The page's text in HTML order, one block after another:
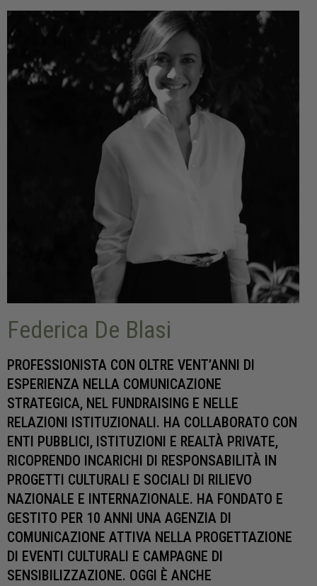
Federica De Blasi
PROFESSIONISTA CON OLTRE VENT’ANNI DI
ESPERIENZA NELLA COMUNICAZIONE
STRATEGICA, NEL FUNDRAISING E NELLE
RELAZIONI ISTITUZIONALI. HA COLLABORATO CON
ENTI PUBBLICI, ISTITUZIONI E REALTÀ PRIVATE,
RICOPRENDO INCARICHI DI RESPONSABILITÀ IN
PROGETTI CULTURALI E SOCIALI DI RILIEVO
NAZIONALE E INTERNAZIONALE. HA FONDATO E
GESTITO PER 10 ANNI UNA AGENZIA DI
COMUNICAZIONE ATTIVA NELLA PROGETTAZIONE
DI EVENTI CULTURALI E CAMPAGNE DI
SENSIBILIZZAZIONE. OGGI È ANCHE